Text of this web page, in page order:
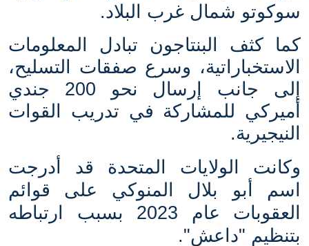
سوكوتو شمال غرب البلاد.
كما كثف البنتاجون تبادل المعلومات
الاستخباراتية، وسرع صفقات التسليح،
إلى جانب إرسال نحو 200 جندي
أميركي للمشاركة في تدريب القوات
النيجيرية.
وكانت الولايات المتحدة قد أدرجت
اسم أبو بلال المنوكي على قوائم
العقوبات عام 2023 بسبب ارتباطه
بتنظيم "داعش".